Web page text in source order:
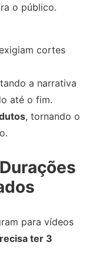
o público.
cortes
a narrativa
até o fim.
, tornando o
para vídeos
ter 3